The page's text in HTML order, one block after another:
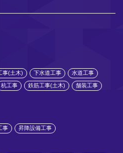
事(土木) 下水道工事 水道工事
杭工事 鉄筋工事(土木) 舗装工事
事 昇降設備工事